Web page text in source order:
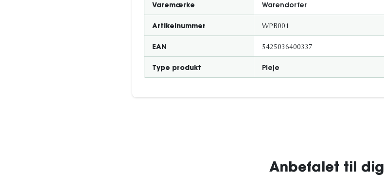
Varemærke Warendorfer
Artikelnummer WPB001
EAN 5425036400337
Type produkt Pleje
Anbefalet til dig